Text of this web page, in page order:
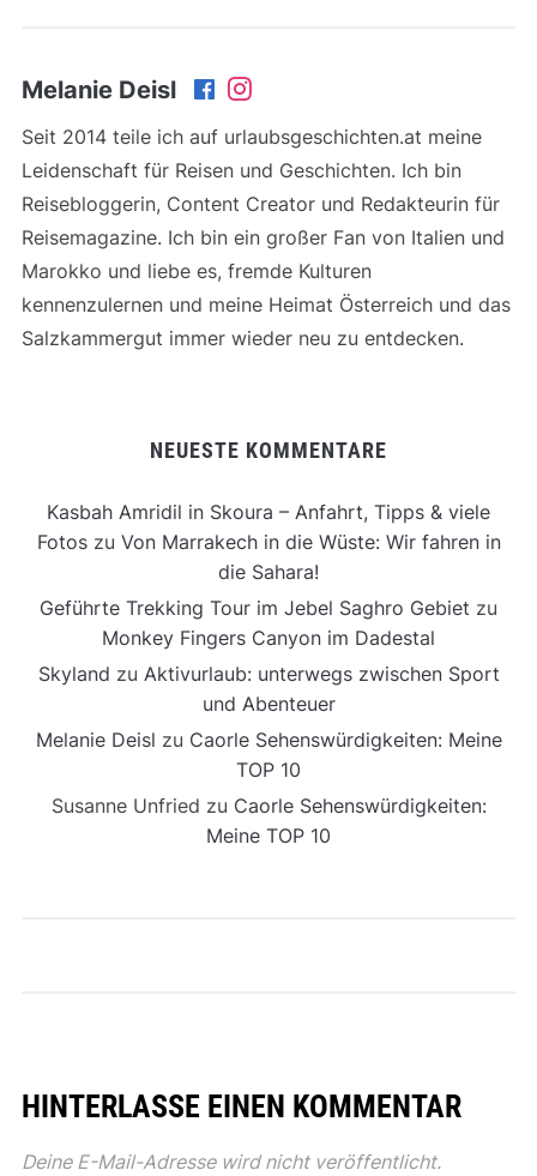
Melanie Deisl
Seit 2014 teile ich auf urlaubsgeschichten.at meine
Leidenschaft für Reisen und Geschichten. Ich bin
Reisebloggerin, Content Creator und Redakteurin für
Reisemagazine. Ich bin ein großer Fan von Italien und
Marokko und liebe es, fremde Kulturen
kennenzulernen und meine Heimat Österreich und das
Salzkammergut immer wieder neu zu entdecken.
NEUESTE KOMMENTARE
Kasbah Amridil in Skoura – Anfahrt, Tipps & viele
Fotoszu Von Marrakech in die Wüste: Wir fahren in
die Sahara!
Geführte Trekking Tour im Jebel Saghro Gebiet zu
Monkey Fingers Canyon im Dadestal
Skyland zu Aktivurlaub: unterwegs zwischen Sport
und Abenteuer
Melanie Deisl zu Caorle Sehenswürdigkeiten: Meine
TOP 10
Susanne Unfried zu Caorle Sehenswürdigkeiten:
Meine TOP 10
HINTERLASSE EINEN KOMMENTAR
Deine E-Mail-Adresse wird nicht veröffentlicht.